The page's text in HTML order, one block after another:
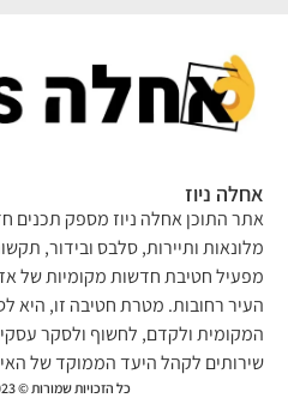
ניוז
התוכן אחלה ניוז מספק תכנים
ותיירות, סלבס ובידור, תקשורת
חטיבת חדשות מקומיות של אזור
רחובות. מטרת חטיבה זו, היא לספק
ולקדם, לחשוף ולסקר עסקים
לקהל היעד הממוקד של האיזור.
כל הזכויות שמורות © 2023 | אחלה NEWS